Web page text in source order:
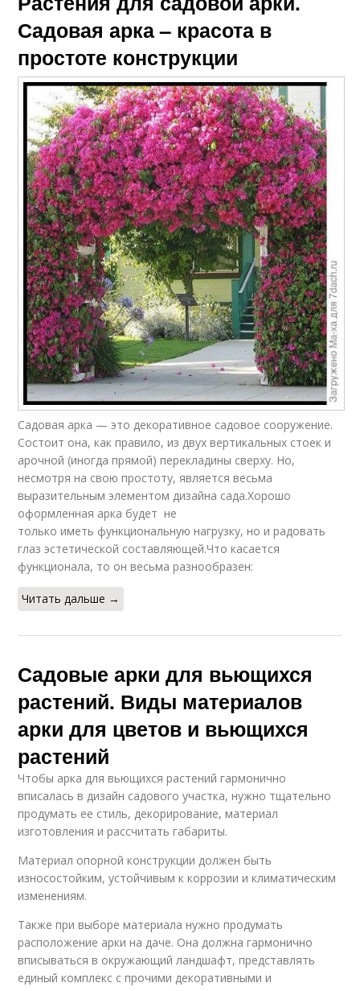
Садовая арка – красота в
простоте конструкции
Садовая арка — это декоративное садовое сооружение.
Состоит она, как правило, из двух вертикальных стоек и
арочной (иногда прямой) перекладины сверху. Но,
несмотря на свою простоту, является весьма
выразительным элементом дизайна сада.Хорошо
оформленная арка будет не
только иметь функциональную нагрузку, но и радовать
глаз эстетической составляющей.Что касается
функционала, то он весьма разнообразен:
Читать дальше →
Садовые арки для вьющихся
растений. Виды материалов
арки для цветов и вьющихся
растений
Чтобы арка для вьющихся растений гармонично
вписалась в дизайн садового участка, нужно тщательно
продумать ее стиль, декорирование, материал
изготовления и рассчитать габариты.
Материал опорной конструкции должен быть
износостойким, устойчивым к коррозии и климатическим
изменениям.
Также при выборе материала нужно продумать
расположение арки на даче. Она должна гармонично
вписываться в окружающий ландшафт, представлять
единый комплекс с прочими декоративными и